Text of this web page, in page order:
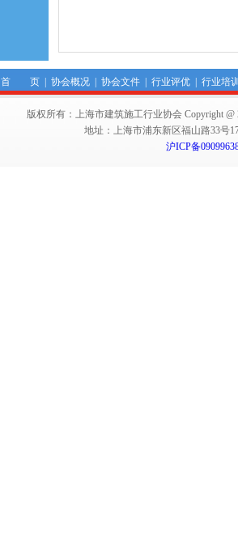
首 页| 协会概况| 协会文件| 行业评优| 行业培
版权所有：上海市建筑施工行业协会 Copyright @
地址：上海市浦东新区福山路33号
沪ICP备